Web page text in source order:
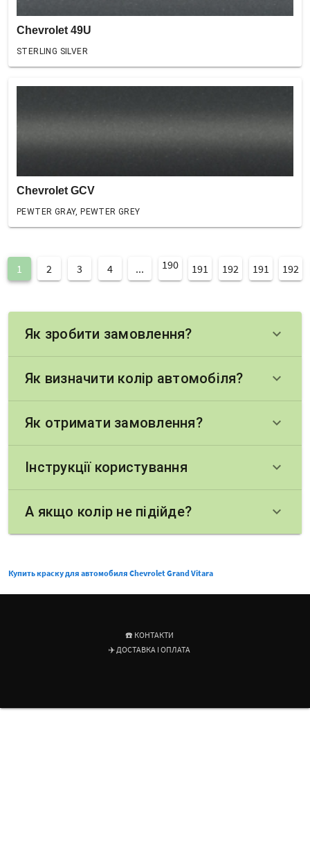
Chevrolet 49U
STERLING SILVER
Chevrolet GCV
PEWTER GRAY, PEWTER GREY
1 2 3 4 ... 190 191 192 191 192
Як зробити замовлення? keyboard_arrow_down
Як визначити колір автомобіля? keyboard_arrow_down
Як отримати замовлення? keyboard_arrow_down
Інструкції користування keyboard_arrow_down
А якщо колір не підійде? keyboard_arrow_down
Купить краску для автомобиля Chevrolet Grand Vitara
☎️ КОНТАКТИ
✈️ ДОСТАВКА І ОПЛАТА